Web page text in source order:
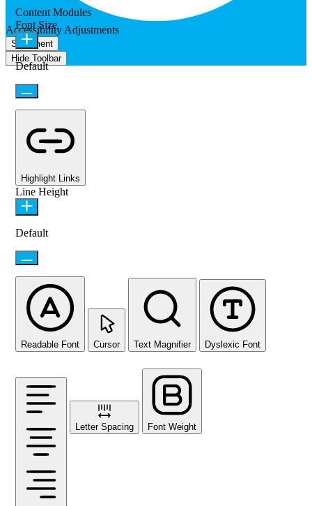
Accessibility Adjustments
Statement
Hide Toolbar
Content Modules
Font Size
Default
Highlight Links
Line Height
Default
Readable Font Cursor Text Magnifier Dyslexic Font
Letter Spacing Font Weight